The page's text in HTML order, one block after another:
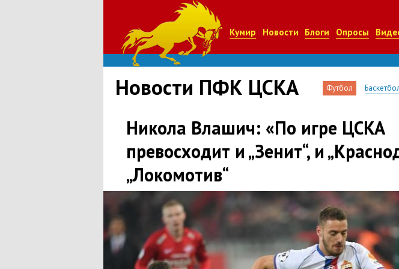
Кумир Новости Блоги Опросы
Новости ПФК ЦСКА Футбол
Никола Влашич: «По игре ЦСКА
превосходит и „Зенит“, и
„Локомотив“